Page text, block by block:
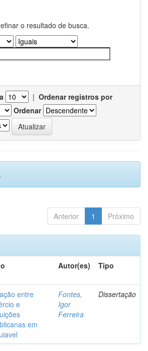
o resultado de busca.
| Ordenar registros por
Ordenar
Anterior 1 Próximo
Autor(es) Tipo
entre
e
em
Fontes,
Igor
Ferreira
Dissertação